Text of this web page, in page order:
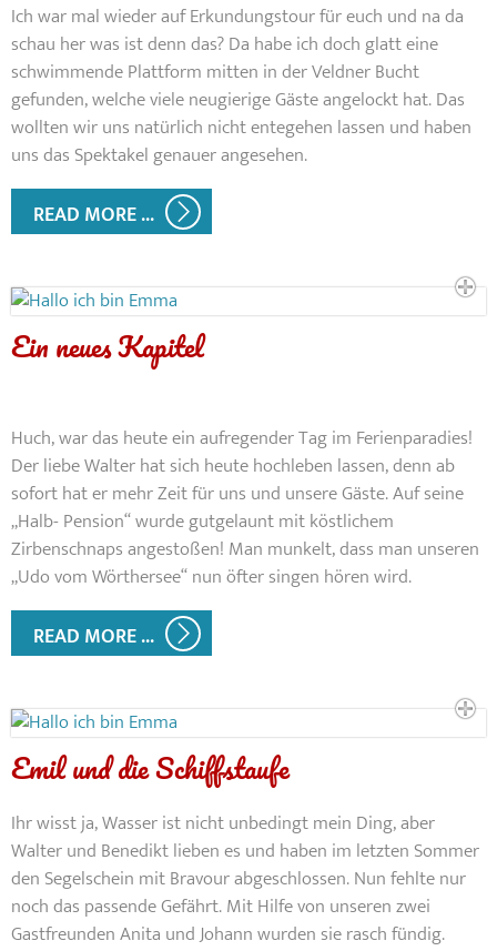
Ich war mal wieder auf Erkundungstour für euch und na da
schau her was ist denn das? Da habe ich doch glatt eine
schwimmende Plattform mitten in der Veldner Bucht
gefunden, welche viele neugierige Gäste angelockt hat. Das
wollten wir uns natürlich nicht entegehen lassen und haben
uns das Spektakel genauer angesehen.
READ MORE ...
Ein neues Kapitel
Huch, war das heute ein aufregender Tag im Ferienparadies!
Der liebe Walter hat sich heute hochleben lassen, denn ab
sofort hat er mehr Zeit für uns und unsere Gäste. Auf seine
„Halb- Pension“ wurde gutgelaunt mit köstlichem
Zirbenschnaps angestoßen! Man munkelt, dass man unseren
„Udo vom Wörthersee“ nun öfter singen hören wird.
READ MORE ...
Emil und die Schiffstaufe
Ihr wisst ja, Wasser ist nicht unbedingt mein Ding, aber
Walter und Benedikt lieben es und haben im letzten Sommer
den Segelschein mit Bravour abgeschlossen. Nun fehlte nur
noch das passende Gefährt. Mit Hilfe von unseren zwei
Gastfreunden Anita und Johann wurden sie rasch fündig.